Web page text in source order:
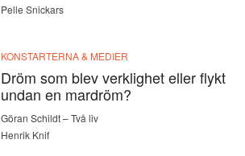
Pelle Snickars
KONSTARTERNA & MEDIER
Dröm som blev verklighet eller flykt
undan en mardröm?
Göran Schildt – Två liv
Henrik Knif